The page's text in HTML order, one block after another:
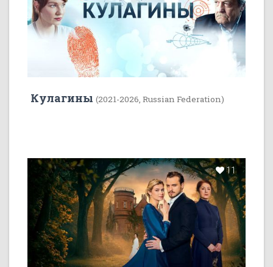
Кулагины (2021-2026, Russian Federation)
11